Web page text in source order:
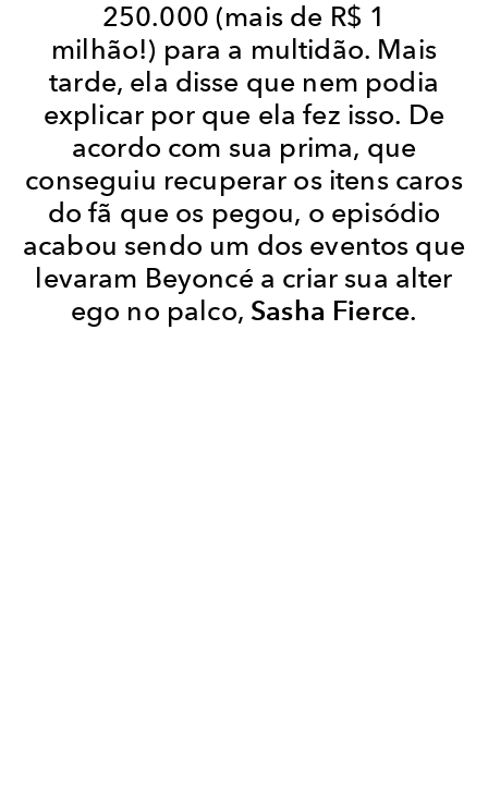
250.000 (mais de R$ 1
milhão!) para a multidão. Mais
tarde, ela disse que nem podia
explicar por que ela fez isso. De
acordo com sua prima, que
conseguiu recuperar os itens caros
do fã que os pegou, o episódio
acabou sendo um dos eventos que
levaram Beyoncé a criar sua alter
ego no palco, Sasha Fierce.